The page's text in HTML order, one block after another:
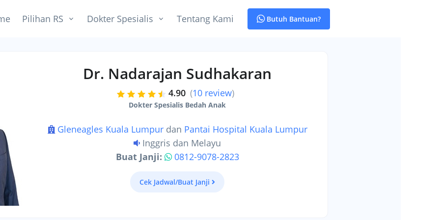
Pilihan RS Dokter Spesialis Tentang Kami Butuh Bantuan?
Dr. Nadarajan Sudhakaran
4.90 (10 review)
Dokter Spesialis Bedah Anak
Gleneagles Kuala Lumpurdan Pantai Hospital Kuala Lumpur
Inggris dan Melayu
Buat Janji:
0812-9078-2823
Cek Jadwal/Buat Janji